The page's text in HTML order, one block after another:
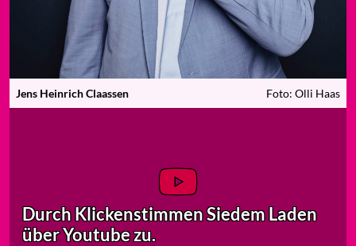
Jens Heinrich Claassen Foto: Olli Haas
Durch Klickenstimmen Siedem Laden
über Youtube zu.